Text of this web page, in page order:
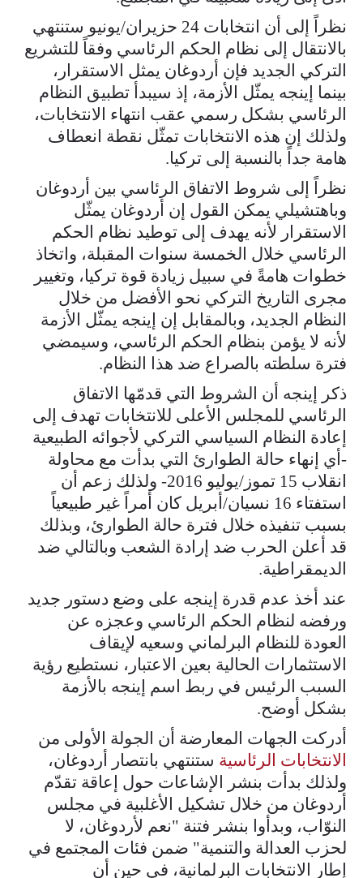
نظراً إلى أن انتخابات 24 حزيران/يونيو ستنتهي
بالانتقال إلى نظام الحكم الرئاسي وفقاً للتشريع
التركي الجديد فإن أردوغان يمثل الاستقرار،
بينما إينجه يمثّل الأزمة، إذ سيبدأ تطبيق النظام
الرئاسي بشكل رسمي عقب انتهاء الانتخابات،
ولذلك إن هذه الانتخابات تمثّل نقطة انعطاف
هامة جداً بالنسبة إلى تركيا.
نظراً إلى شروط الاتفاق الرئاسي بين أردوغان
وباهتشيلي يمكن القول إن أردوغان يمثّل
الاستقرار لأنه يهدف إلى توطيد نظام الحكم
الرئاسي خلال الخمسة سنوات المقبلة، واتخاذ
خطوات هامةً في سبيل زيادة قوة تركيا، وتغيير
مجرى التاريخ التركي نحو الأفضل من خلال
النظام الجديد، وبالمقابل إن إينجه يمثّل الأزمة
لأنه لا يؤمن بنظام الحكم الرئاسي، وسيمضي
فترة سلطته بالصراع ضد هذا النظام.
ذكر إينجه أن الشروط التي قدمّها الاتفاق
الرئاسي للمجلس الأعلى للانتخابات تهدف إلى
إعادة النظام السياسي التركي لأجوائه الطبيعية
-أي إنهاء حالة الطوارئ التي بدأت مع محاولة
انقلاب 15 تموز/يوليو 2016- ولذلك زعم أن
استفتاء 16 نسيان/أبريل كان أمراً غير طبيعياً
بسبب تنفيذه خلال فترة حالة الطوارئ، وبذلك
قد أعلن الحرب ضد إرادة الشعب وبالتالي ضد
الديمقراطية.
عند أخذ عدم قدرة إينجه على وضع دستور جديد
ورفضه لنظام الحكم الرئاسي وعجزه عن
العودة للنظام البرلماني وسعيه لإيقاف
الاستثمارات الحالية بعين الاعتبار، نستطيع رؤية
السبب الرئيس في ربط اسم إينجه بالأزمة
بشكل أوضح.
أدركت الجهات المعارضة أن الجولة الأولى من
الانتخابات الرئاسية ستنتهي بانتصار أردوغان،
ولذلك بدأت بنشر الإشاعات حول إعاقة تقدّم
أردوغان من خلال تشكيل الأغلبية في مجلس
النوّاب، وبدأوا بنشر فتنة "نعم لأردوغان، لا
لحزب العدالة والتنمية" ضمن فئات المجتمع في
إطار الانتخابات البرلمانية، في حين أن